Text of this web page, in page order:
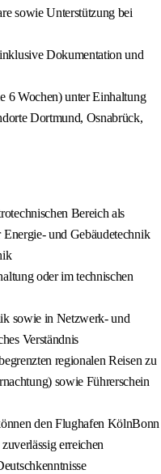
sowie Unterstützung bei
Dokumentation und
6 Wochen) unter Einhaltung
Dortmund, Osnabrück,
Bereich als
und Gebäudetechnik
oder im technischen
sowie in Netzwerk- und
Verständnis
regionalen Reisen zu
sowie Führerschein
den Flughafen KölnBonn
erreichen